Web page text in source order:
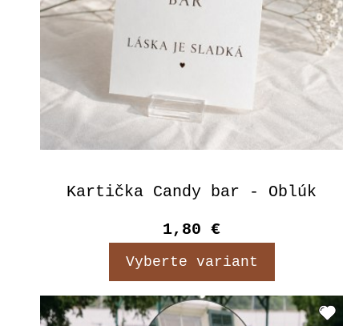
Kartička Candy bar - Oblúk
1,80 €
Vyberte variant